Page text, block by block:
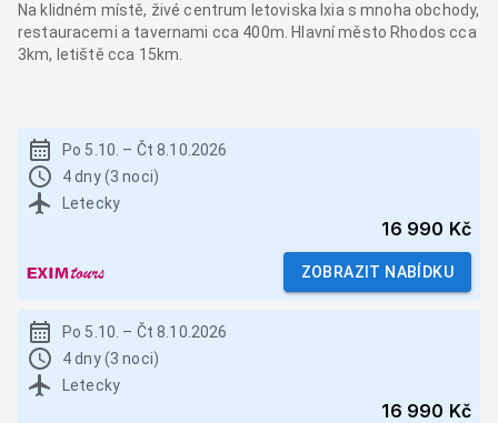
Na klidném místě, živé centrum letoviska Ixia s mnoha obchody,
restauracemi a tavernami cca 400m. Hlavní město Rhodos cca
3km, letiště cca 15km.
Po 5.10. – Čt 8.10.2026
4 dny (3 noci)
Letecky
16 990 Kč
ZOBRAZIT NABÍDKU
Po 5.10. – Čt 8.10.2026
4 dny (3 noci)
Letecky
16 990 Kč